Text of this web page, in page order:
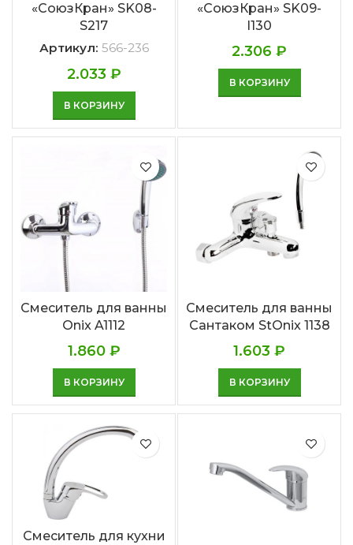
«СоюзКран» SK08-
S217
Артикул: 566-236
2.033 ₽
В КОРЗИНУ
«СоюзКран» SK09-
I130
2.306 ₽
В КОРЗИНУ
Смеситель для ванны
Onix A1112
1.860 ₽
В КОРЗИНУ
Смеситель для ванны
Сантаком StOnix 1138
1.603 ₽
В КОРЗИНУ
Смеситель для кухни